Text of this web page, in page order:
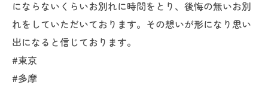
にならないくらいお別れに時間をとり、後悔の無いお別
れをしていただいております。その想いが形になり思い
出になると信じております。
#東京
#多摩